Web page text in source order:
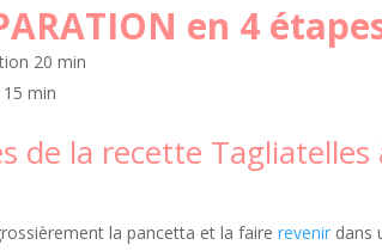
en 4
20 min
15 min
de la recette Tagliatelles
la pancetta et la fairerevenir dans